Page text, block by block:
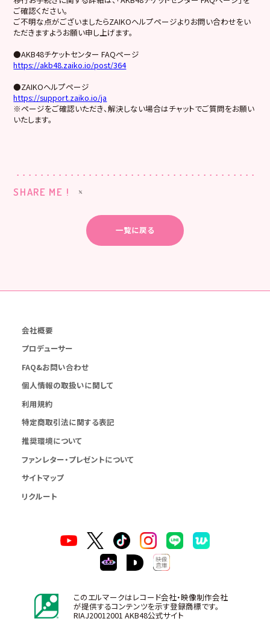
ご確認ください。
ご不明な点がございましたらZAIKOヘルプページよりお問い合わせをい
ただきますようお願い申し上げます。
●AKB48チケットセンター FAQページ
https://akb48.zaiko.io/post/364
●ZAIKOヘルプページ
https://support.zaiko.io/ja
※ページをご確認いただき、解決しない場合はチャットでご質問をお願い
いたします。
SHARE ME !
一覧に戻る
会社概要
プロデューサー
FAQ&お問い合わせ
個人情報の取扱いに関して
利用規約
特定商取引法に関する表記
推奨環境について
ファンレター・プレゼントについて
サイトマップ
リクルート
このエルマークはレコード会社・映像制作会社
が提供するコンテンツを示す登録商標です。
RIAJ20012001 AKB48公式サイト